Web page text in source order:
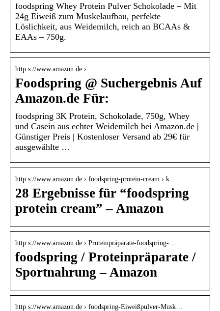
foodspring Whey Protein Pulver Schokolade – Mit
24g Eiweiß zum Muskelaufbau, perfekte
Löslichkeit, aus Weidemilch, reich an BCAAs &
EAAs – 750g.
http s://www.amazon.de › …
Foodspring @ Suchergebnis Auf
Amazon.de Für:
foodspring 3K Protein, Schokolade, 750g, Whey
und Casein aus echter Weidemilch bei Amazon.de |
Günstiger Preis | Kostenloser Versand ab 29€ für
ausgewählte …
http s://www.amazon.de › foodspring-protein-cream › k…
28 Ergebnisse für “foodspring
protein cream” – Amazon
http s://www.amazon.de › Proteinpräparate-foodspring-…
foodspring / Proteinpräparate /
Sportnahrung – Amazon
http s://www.amazon.de › foodspring-Eiweißpulver-Musk…